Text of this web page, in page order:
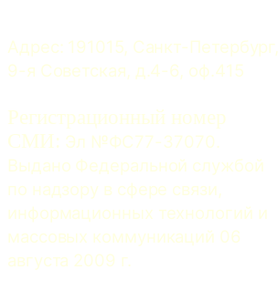
Адрес: 191015, Санкт-Петербург,
9-я Советская, д.4-6, оф.415
Регистрационный номер
СМИ: Эл №ФС77-37070.
Выдано Федеральной службой
по надзору в сфере связи,
информационных технологий и
массовых коммуникаций 06
августа 2009 г.